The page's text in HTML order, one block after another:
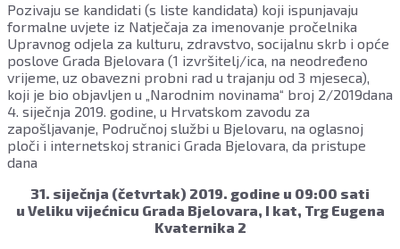
Pozivaju se kandidati (s liste kandidata) koji ispunjavaju
formalne uvjete iz Natječaja za imenovanje pročelnika
Upravnog odjela za kulturu, zdravstvo, socijalnu skrb i opće
poslove Grada Bjelovara (1 izvršitelj/ica, na neodređeno
vrijeme, uz obavezni probni rad u trajanju od 3 mjeseca),
koji je bio objavljen u „Narodnim novinama“ broj 2/2019dana
4. siječnja 2019. godine, u Hrvatskom zavodu za
zapošljavanje, Područnoj službi u Bjelovaru, na oglasnoj
ploči i internetskoj stranici Grada Bjelovara, da pristupe
dana
31. siječnja (četvrtak) 2019. godine u 09:00 sati
u Veliku vijećnicu Grada Bjelovara, I kat, Trg Eugena
Kvaternika 2